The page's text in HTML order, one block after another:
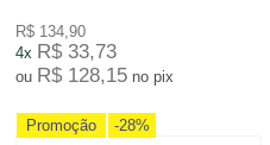
R$ 134,90
4x R$ 33,73
ou R$ 128,15 no pix
Promoção -28%